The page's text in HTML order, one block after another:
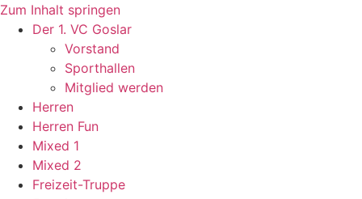
Zum Inhalt springen
Der 1. VC Goslar
Vorstand
Sporthallen
Mitglied werden
Herren
Herren Fun
Mixed 1
Mixed 2
Freizeit-Truppe